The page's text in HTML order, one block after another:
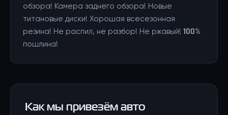
обзора! Камера заднего обзора! Новые
титановые диски! Хорошая всесезонная
резина! Не распил, не разбор! Не ржавый! 100%
пошлина!
Как мы привезём авто